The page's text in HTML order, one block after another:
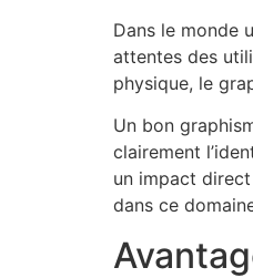
Dans le monde
attentes des
physique, le
Un bon
clairement
un impact
dans ce